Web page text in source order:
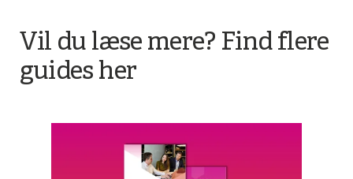
Vil du læse mere? Find flere
guides her